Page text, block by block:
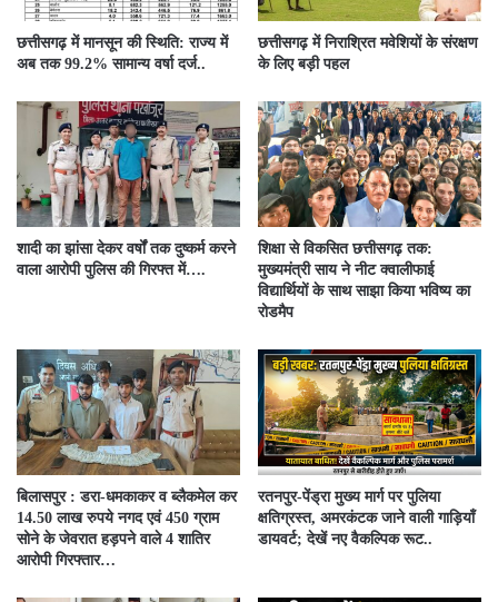
छत्तीसगढ़ में मानसून की स्थिति: राज्य में
अब तक 99.2% सामान्य वर्षा दर्ज..
छत्तीसगढ़ में निराश्रित मवेशियों के संरक्षण
के लिए बड़ी पहल
शादी का झांसा देकर वर्षों तक दुष्कर्म करने
वाला आरोपी पुलिस की गिरफ्त में….
शिक्षा से विकसित छत्तीसगढ़ तक:
मुख्यमंत्री साय ने नीट क्वालीफाई
विद्यार्थियों के साथ साझा किया भविष्य का
रोडमैप
बिलासपुर : डरा-धमकाकर व ब्लैकमेल कर
14.50 लाख रुपये नगद एवं 450 ग्राम
सोने के जेवरात हड़पने वाले 4 शातिर
आरोपी गिरफ्तार…
रतनपुर-पेंड्रा मुख्य मार्ग पर पुलिया
क्षतिग्रस्त, अमरकंटक जाने वाली गाड़ियाँ
डायवर्ट; देखें नए वैकल्पिक रूट..